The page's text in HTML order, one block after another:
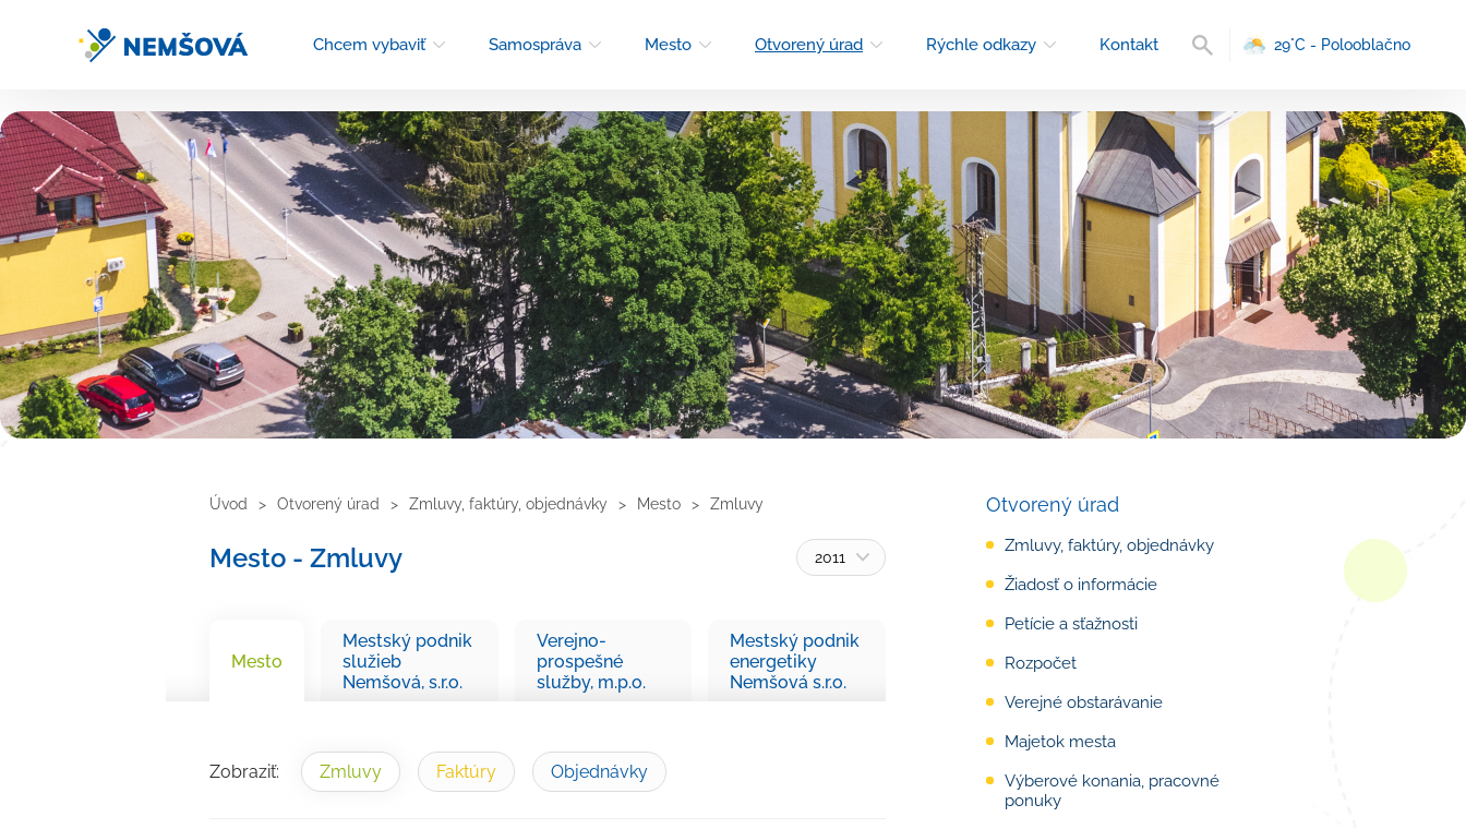
Chcem vybaviť Samospráva Mesto Otvorený úrad Rýchle odkazy Kontakt Vyhľadávanie
29°C - Polooblačno
Úvod Otvorený úrad Zmluvy, faktúry, objednávky Mesto Zmluvy Otvorený úrad
Zmluvy, faktúry, objednávky
Žiadosť o informácie
Petície a sťažnosti
Rozpočet
Verejné obstarávanie
Majetok mesta
Výberové konania, pracovné
ponuky
Mesto - Zmluvy 2011
Mesto
Mestský podnik
služieb
Nemšová, s.r.o.
Verejno-
prospešné
služby, m.p.o.
Mestský podnik
energetiky
Nemšová s.r.o.
Zobraziť: Zmluvy Faktúry Objednávky